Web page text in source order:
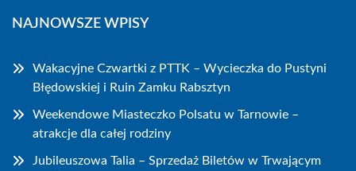
NAJNOWSZE WPISY
Wakacyjne Czwartki z PTTK – Wycieczka do Pustyni
Błędowskiej i Ruin Zamku Rabsztyn
Weekendowe Miasteczko Polsatu w Tarnowie –
atrakcje dla całej rodziny
Jubileuszowa Talia – Sprzedaż Biletów w Trwającym